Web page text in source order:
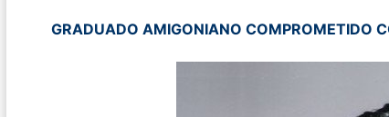
GRADUADO AMIGONIANO COMPROMETIDO